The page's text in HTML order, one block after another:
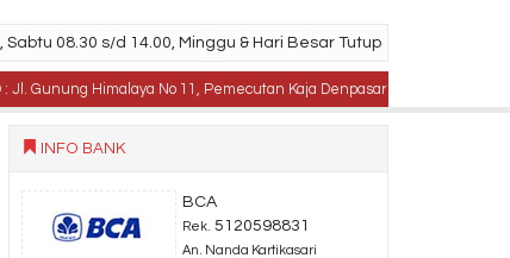
08.30 s/d 14.00, Minggu & Hari Besar Tutup
Himalaya No 11, Pemecutan Kaja Denpasar Utara, Bali .
INFO BANK
BCA
Rek. 5120598831
An. Nanda Kartikasari